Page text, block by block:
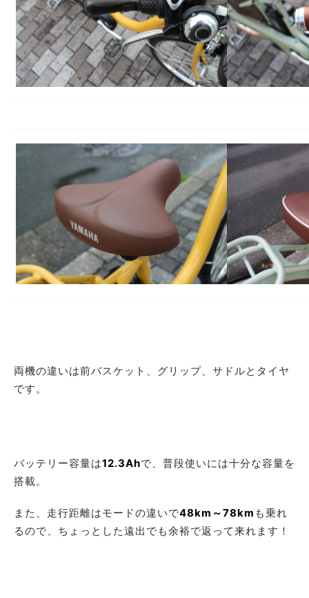
両機の違いは前バスケット、グリップ、サドルとタイヤ
です。
バッテリー容量は12.3Ahで、普段使いには十分な容量を
搭載。
また、走行距離はモードの違いで48km～78km も乗れ
るので、ちょっとした遠出でも余裕で返って来れます！